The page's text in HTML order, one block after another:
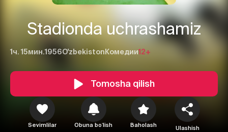
Stadionda uchrashamiz
1ч. 15мин.1956O'zbekiston Комедии12+
Tomosha qilish
Sevimlilar Obuna boʻlish Baholash Ulashish
1 2
Yuborish
Bekor qilish Tizimga kirish